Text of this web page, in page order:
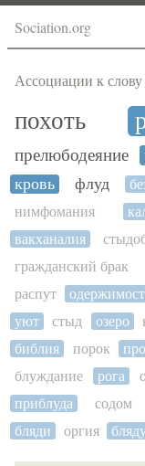
Sociation.org
Ассоциации к
похоть
прелюбодеяние
кровь
флуд
нимфомания
вакханалия
гражданский брак
распут
уют
стыд озеро
библия
порок
блуждание
рога
приблуда
содом
бляди
оргия